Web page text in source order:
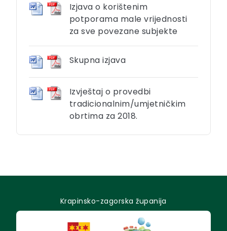
Izjava o korištenim
potporama male vrijednosti
za sve povezane subjekte
Skupna izjava
Izvještaj o provedbi
tradicionalnim/umjetničkim
obrtima za 2018.
Krapinsko-zagorska županija